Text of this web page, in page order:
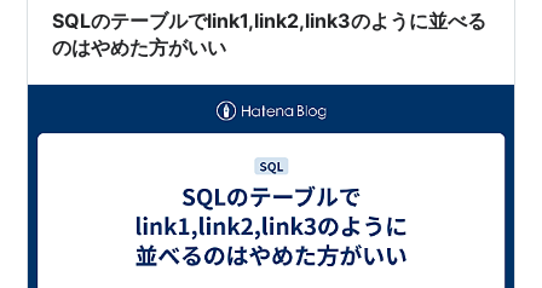
す。 SELECT product_id, M…
SQLのテーブルでlink1,link2,link3のように並べる
のはやめた方がいい